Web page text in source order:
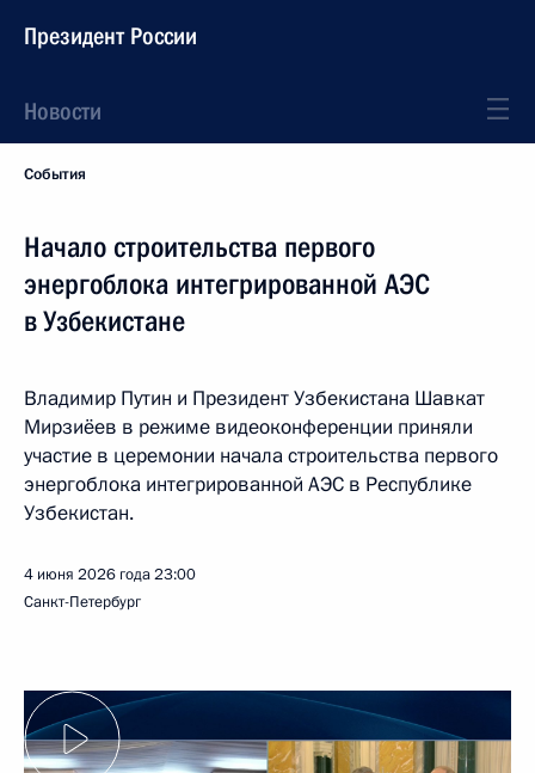
Президент России
Новости
События
Начало строительства первого
энергоблока интегрированной АЭС
в Узбекистане
Владимир Путин и Президент Узбекистана Шавкат
Мирзиёев в режиме видеоконференции приняли
участие в церемонии начала строительства первого
энергоблока интегрированной АЭС в Республике
Узбекистан.
4 июня 2026 года23:00
Санкт-Петербург